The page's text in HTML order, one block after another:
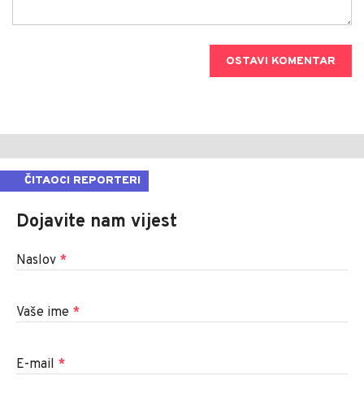
OSTAVI KOMENTAR
ČITAOCI REPORTERI
Dojavite nam vijest
Naslov *
Vaše ime *
E-mail *